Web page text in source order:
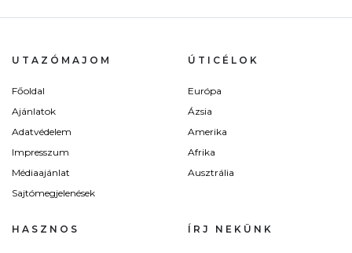
UTAZÓMAJOM
Főoldal
Ajánlatok
Adatvédelem
Impresszum
Médiaajánlat
Sajtómegjelenések
ÚTICÉLOK
Európa
Ázsia
Amerika
Afrika
Ausztrália
HASZNOS ÍRJ NEKÜNK